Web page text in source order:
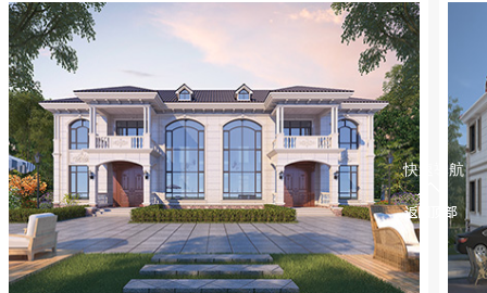
快速導航